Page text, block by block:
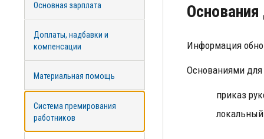
Информация
Основаниями
приказ
Основная зарплата
Доплаты, надбавки и
компенсации
Материальная помощь
Система премирования
работников